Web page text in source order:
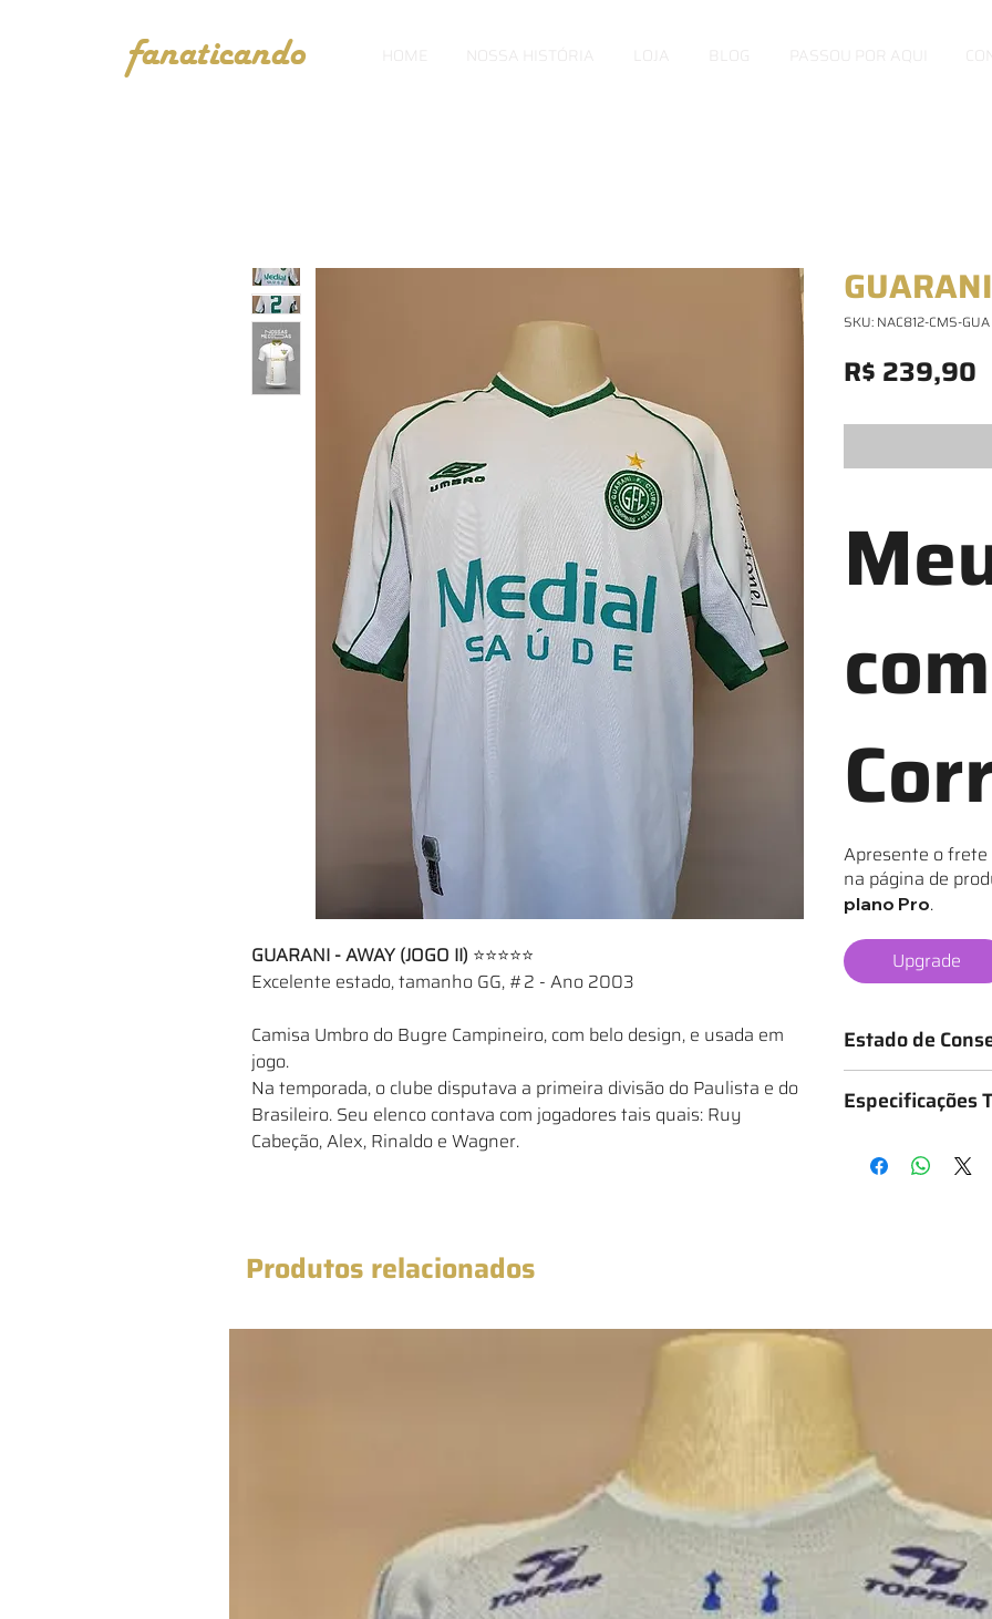
fanaticando HOME NOSSA HISTÓRIA LOJA PASSOU POR AQUI
GUARANI - AWAY (JOGO II) ⭐⭐⭐⭐⭐
Excelente estado, tamanho GG, #2 - Ano 2003
Camisa Umbro do Bugre Campineiro, com belo design, e usada em
jogo.
Na temporada, o clube disputava a primeira divisão do Paulista e do
Brasileiro. Seu elenco contava com jogadores tais quais: Ruy
Cabeção, Alex, Rinaldo e Wagner.
SKU: NAC812-CMS-GUA
R$ 239,90
Upgrade
Apresente o frete
na página de
plano Pro.
Estado de
o estado da camisa,
★★ - Desgastado
★★★ - Bom
Especificações
Produtos relacionados